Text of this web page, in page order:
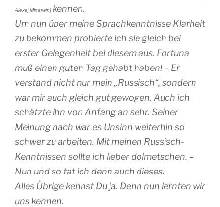
Alexej Minerwin] kennen.
Um nun über meine Sprachkenntnisse Klarheit
zu bekommen probierte ich sie gleich bei
erster Gelegenheit bei diesem aus. Fortuna
muß einen guten Tag gehabt haben! – Er
verstand nicht nur mein „Russisch“, sondern
war mir auch gleich gut gewogen. Auch ich
schätzte ihn von Anfang an sehr. Seiner
Meinung nach war es Unsinn weiterhin so
schwer zu arbeiten. Mit meinen Russisch-
Kenntnissen sollte ich lieber dolmetschen. –
Nun und so tat ich denn auch dieses.
Alles Übrige kennst Du ja. Denn nun lernten wir
uns kennen.